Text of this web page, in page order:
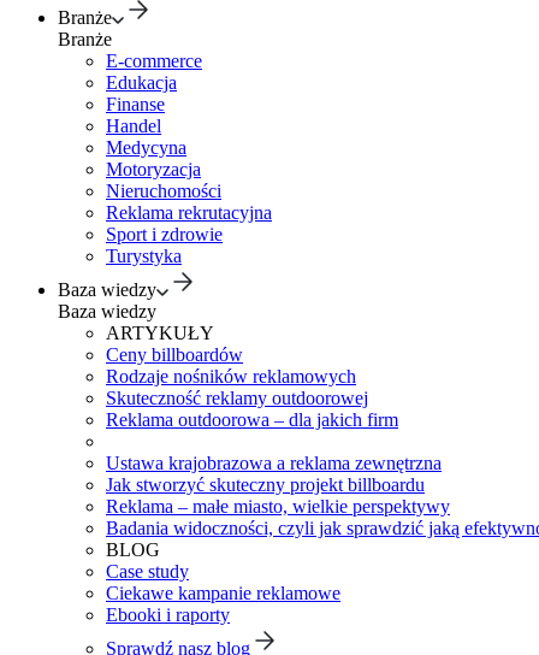
Branże
Branże
E-commerce
Edukacja
Finanse
Handel
Medycyna
Motoryzacja
Nieruchomości
Reklama rekrutacyjna
Sport i zdrowie
Turystyka
Baza wiedzy
Baza wiedzy
ARTYKUŁY
Ceny billboardów
Rodzaje nośników reklamowych
Skuteczność reklamy outdoorowej
Reklama outdoorowa – dla jakich firm
Ustawa krajobrazowa a reklama zewnętrzna
Jak stworzyć skuteczny projekt billboardu
Reklama – małe miasto, wielkie perspektywy
Badania widoczności, czyli jak sprawdzić jaką
BLOG
Case study
Ciekawe kampanie reklamowe
Ebooki i raporty
Sprawdź nasz blog